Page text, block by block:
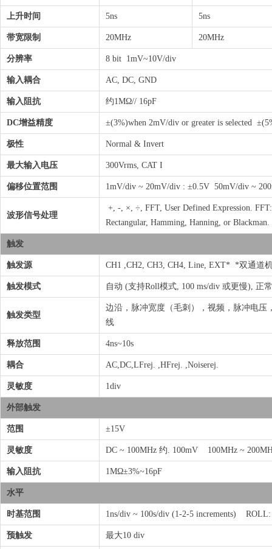
上升时间 5ns 5ns
带宽限制 20MHz 20MHz
分辨率 8 bit 1mV~10V/div
输入耦合 AC, DC, GND
输入阻抗 约1MΩ// 16pF
DC增益精度 ±(3%)when 2mV/div or greater is selected
极性 Normal & Invert
最大输入电压 300Vrms, CAT I
偏移位置范围 1mV/div ~ 20mV/div : ±0.5V 50mV/div ~
波形信号处理
+, -, ×, ÷, FFT, User Defined Expression.
Rectangular, Hamming, Hanning, or Blackman.
触发
触发源 CH1 ,CH2, CH3, CH4, Line, EXT* *双通道
触发模式 自动 (支持Roll模式, 100 ms/div 或更慢), 正
触发类型
边沿，脉冲宽度（毛刺），视频，脉冲电压
线
释放范围 4ns~10s
耦合 AC,DC,LFrej. ,HFrej. ,Noiserej.
灵敏度 1div
外部触发
范围 ±15V
灵敏度 DC ~ 100MHz 约. 100mV 100MHz ~
输入阻抗 1MΩ±3%~16pF
水平
时基范围 1ns/div ~ 100s/div (1-2-5 increments) ROLL:
预触发 最大10 div